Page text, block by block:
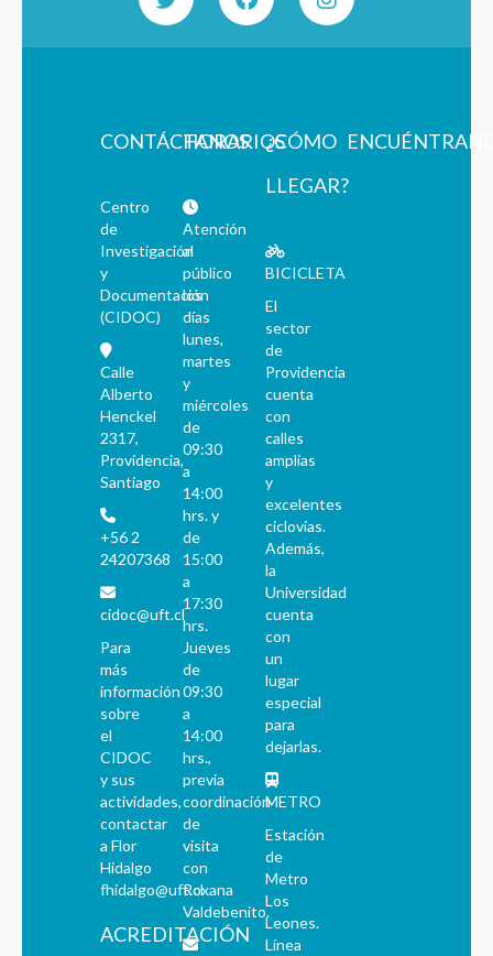
CONTÁCTANOS
Centro
de
Investigación
y
Documentación
(CIDOC)
Calle
Alberto
Henckel
2317,
Providencia,
Santiago
+56 2
24207368
cidoc@uft.cl
Para
más
información
sobre
el
CIDOC
y sus
actividades,
contactar
a Flor
Hidalgo
fhidalgo@uft.cl
ACREDITACIÓN
HORARIOS
Atención
al
público
los
días
lunes,
martes
y
miércoles
de
09:30
a
14:00
hrs. y
de
15:00
a
17:30
hrs.
Jueves
de
09:30
a
14:00
hrs.,
previa
coordinación
de
visita
con
Roxana
Valdebenito.
¿CÓMO
LLEGAR?
BICICLETA
El
sector
de
Providencia
cuenta
con
calles
amplias
y
excelentes
ciclovías.
Además,
la
Universidad
cuenta
con
un
lugar
especial
para
dejarlas.
METRO
Estación
de
Metro
Los
Leones.
Línea